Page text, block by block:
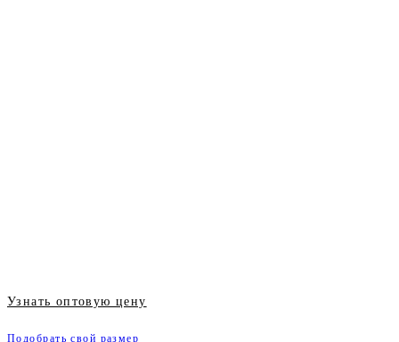
Узнать оптовую цену
Подобрать свой размер